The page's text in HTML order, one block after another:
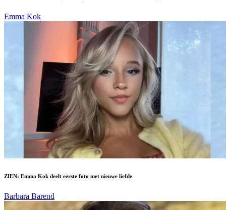
Emma Kok
ZIEN: Emma Kok deelt eerste foto met nieuwe liefde
Barbara Barend